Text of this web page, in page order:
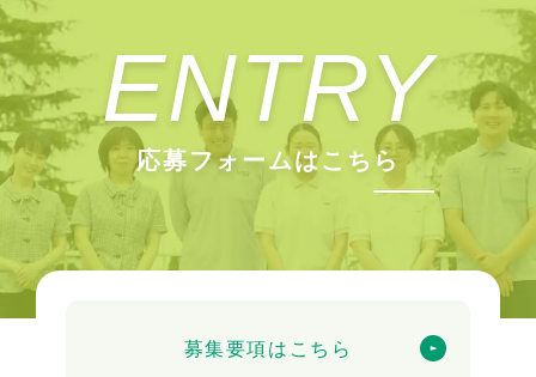
ENTRY
応募フォームはこちら
募集要項はこちら